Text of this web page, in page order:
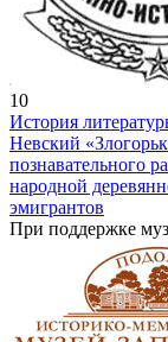
10
История
Невский
познавательного
народной
эмигрантов
При поддержке